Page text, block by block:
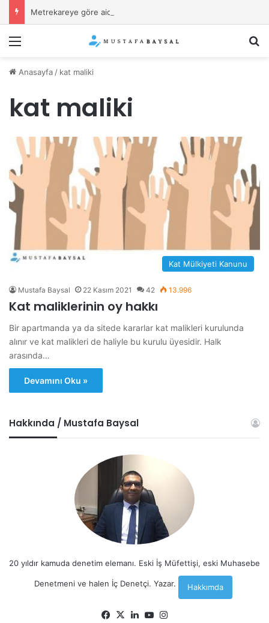
Metrekareye göre aidat olur mu?
Menü
Anasayfa / kat maliki
kat maliki
Kat Mülkiyeti Kanunu
Mustafa Baysal 22 Kasım 2021 42 13.996
Kat maliklerinin oy hakkı
Bir apartmanda ya da sitede kararlar kat malikleri kurulunda
alınır ve kat malikleri de haliyle bu kurulu üyesidir. Halk
arasında…
Devamını Oku »
Hakkında / Mustafa Baysal
20 yıldır kamuda denetim elemanı. Eski İş Müfettişi, eski Muhasebe
Denetmeni ve halen İç Denetçi. Yazar. Hakkımda
Facebook
X LinkedInYouTube